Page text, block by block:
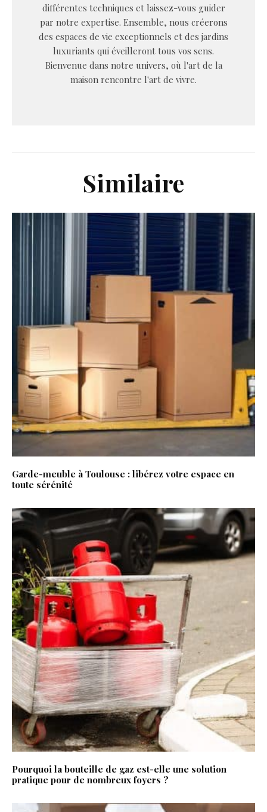
différentes techniques et laissez-vous guider
par notre expertise. Ensemble, nous créerons
des espaces de vie exceptionnels et des jardins
luxuriants qui éveilleront tous vos sens.
Bienvenue dans notre univers, où l'art de la
maison rencontre l'art de vivre.
Similaire
Garde-meuble à Toulouse : libérez votre espace en
toute sérénité
Pourquoi la bouteille de gaz est-elle une solution
pratique pour de nombreux foyers ?